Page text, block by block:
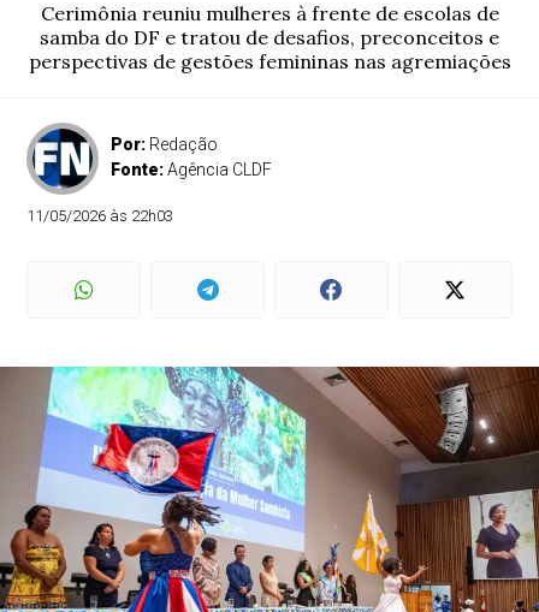
Cerimônia reuniu mulheres à frente de escolas de
samba do DF e tratou de desafios, preconceitos e
perspectivas de gestões femininas nas agremiações
Por: Redação
Fonte:Agência CLDF
11/05/2026 às 22h03